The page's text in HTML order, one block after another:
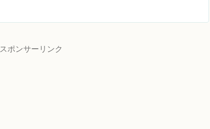
スポンサーリンク